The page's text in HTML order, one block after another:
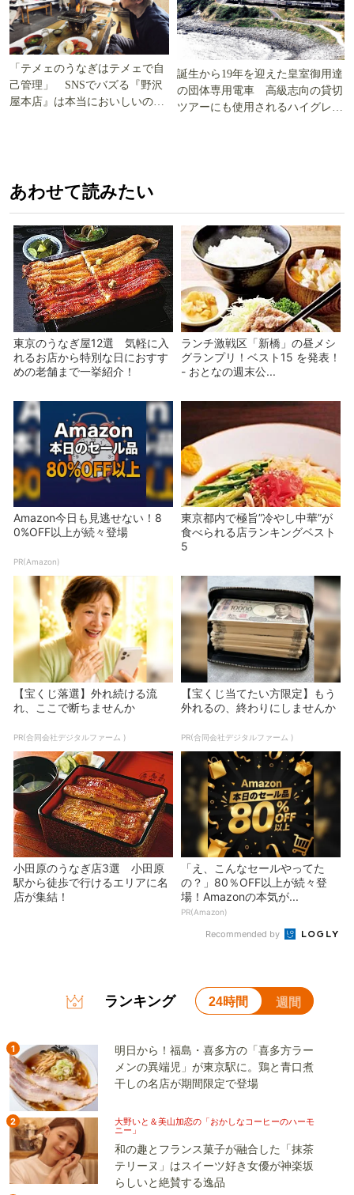
「テメェのうなぎはテメェで自
己管理」 SNSでバズる『野沢
屋本店』は本当においしいの
誕生から19年を迎えた皇室御用達
の団体専用電車 高級志向の貸切
ツアーにも使用されるハイグレー
あわせて読みたい
東京のうなぎ屋12選 気軽に入
れるお店から特別な日におすす
めの老舗まで一挙紹介！
ランチ激戦区「新橋」の昼メシ
グランプリ！ベスト15 を発表！
- おとなの週末公...
Amazon今日も見逃せない！8
0%OFF以上が続々登場
PR(Amazon)
東京都内で極旨”冷やし中華”が
食べられる店ランキングベスト
5
【宝くじ落選】外れ続ける流
れ、ここで断ちませんか
PR(合同会社デジタルファーム )
【宝くじ当てたい方限定】もう
外れるの、終わりにしませんか
PR(合同会社デジタルファーム )
小田原のうなぎ店3選 小田原
駅から徒歩で行けるエリアに名
店が集結！
「え、こんなセールやってた
の？」80％OFF以上が続々登
場！Amazonの本気が...
PR(Amazon)
Recommended by
ランキング 24時間 週間
1
明日から！福島・喜多方の「喜多方ラー
メンの異端児」が東京駅に。鶏と青口煮
干しの名店が期間限定で登場
2
大野いと＆美山加恋の「おかしなコーヒーのハーモ
ニー」
和の趣とフランス菓子が融合した「抹茶
テリーヌ」はスイーツ好き女優が神楽坂
らしいと絶賛する逸品